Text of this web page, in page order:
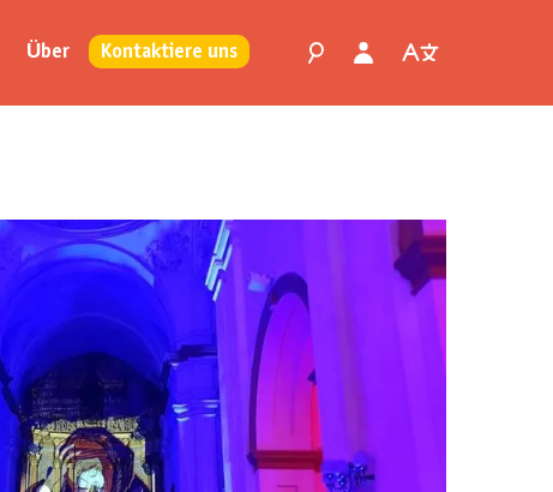
Über Kontaktiere uns